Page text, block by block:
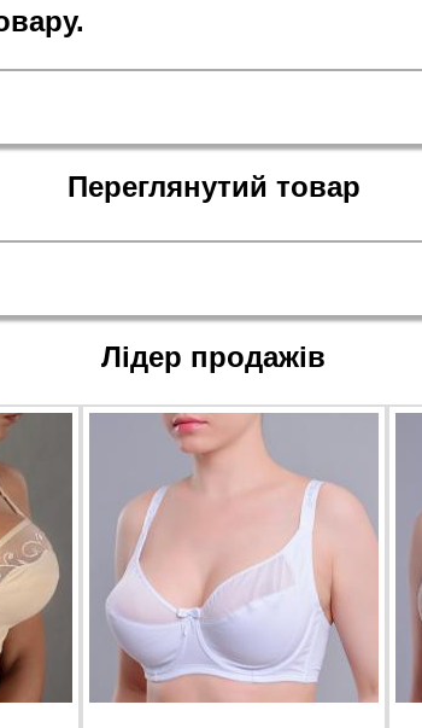
Переглянутий товар
Лідер продажів